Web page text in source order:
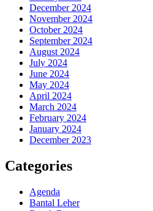
December 2024
November 2024
October 2024
September 2024
August 2024
July 2024
June 2024
May 2024
April 2024
March 2024
February 2024
January 2024
December 2023
Categories
Agenda
Bantal Leher